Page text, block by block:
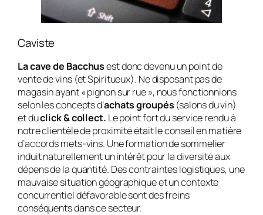
Caviste
La cave de Bacchusest donc devenu un point de
vente de vins (et Spiritueux). Ne disposant pas de
magasin ayant « pignon sur rue », nous fonctionnions
selon les concepts d’achats groupés (salons du vin)
et duclick & collect. Le point fort du service rendu à
notre clientèle de proximité était le conseil en matière
d’accords mets-vins. Une formation de sommelier
induit naturellement un intérêt pour la diversité aux
dépens de la quantité. Des contraintes logistiques, une
mauvaise situation géographique et un contexte
concurrentiel défavorable sont des freins
conséquents dans ce secteur.